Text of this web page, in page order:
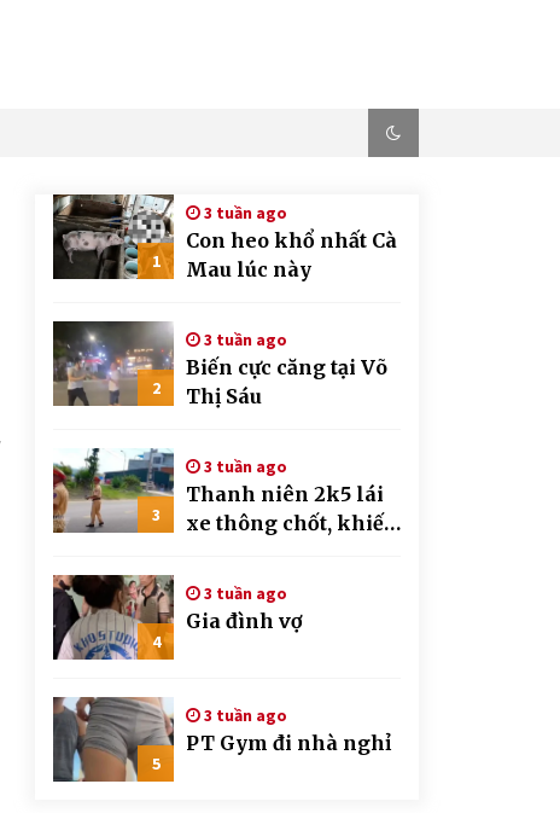
1
3 tuần ago
Con heo khổ nhất Cà
Mau lúc này
2
3 tuần ago
Biến cực căng tại Võ
Thị Sáu
3
3 tuần ago
Thanh niên 2k5 lái
xe thông chốt, khiến
mấy giây
4
3 tuần ago
Gia đình vợ
5
3 tuần ago
PT Gym đi nhà nghỉ